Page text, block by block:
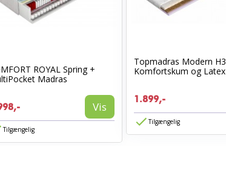
ROYAL Spring +
Madras
Vis
Tilgængelig
Topmadras Modern H3
Komfortskum og Latex
1.899,-
Tilgængelig